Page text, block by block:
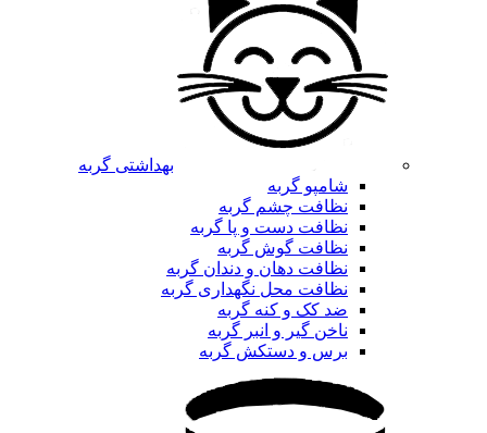
بهداشتی گربه
شامپو گربه
نظافت چشم گربه
نظافت دست و پا گربه
نظافت گوش گربه
نظافت دهان و دندان گربه
نظافت محل نگهداری گربه
ضد کک و کنه گربه
ناخن گیر و انبر گربه
برس و دستکش گربه